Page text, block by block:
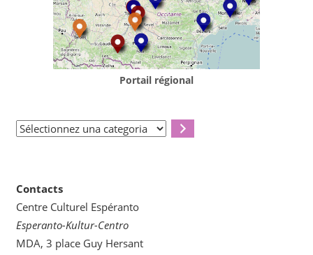
Portail régional
Sélectionnez
Contacts
Centre Culturel Espéranto
Esperanto-Kultur-Centro
MDA, 3 place Guy Hersant